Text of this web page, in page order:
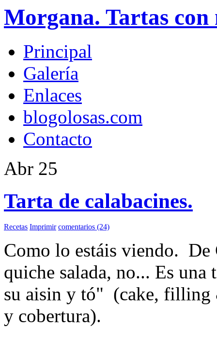
Morgana. Tartas con
Principal
Galería
Enlaces
blogolosas.com
Contacto
Abr 25
Tarta de calabacines.
Recetas Imprimir comentarios (24)
Como lo estáis viendo.
quiche salada, no... Es
su aisin y tó" (cake, filling
y cobertura).